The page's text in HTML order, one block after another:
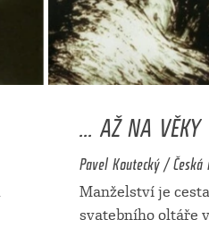
... AŽ NA VĚKY
Pavel Koutecký /
Manželství je
svatebního oltáře